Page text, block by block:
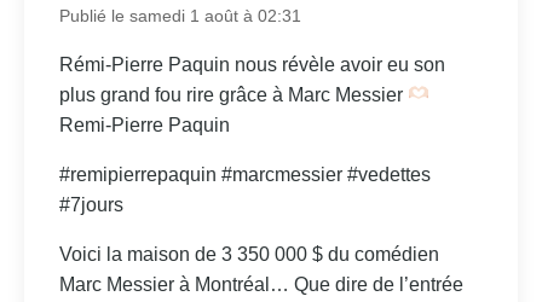
Publié le samedi 1 août à 02:31
Rémi-Pierre Paquin nous révèle avoir eu son
plus grand fou rire grâce à Marc Messier
Remi-Pierre Paquin
#remipierrepaquin #marcmessier #vedettes
#7jours
Voici la maison de 3 350 000 $ du comédien
Marc Messier à Montréal… Que dire de l’entrée